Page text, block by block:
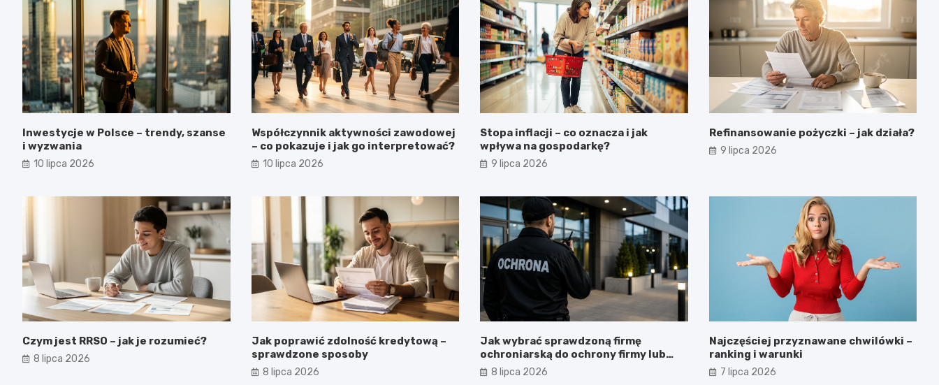
Inwestycje w Polsce – trendy, szanse
i wyzwania
10 lipca 2026
Współczynnik aktywności zawodowej
– co pokazuje i jak go interpretować?
10 lipca 2026
Stopa inflacji – co oznacza i jak
wpływa na gospodarkę?
9 lipca 2026
Refinansowanie pożyczki – jak działa?
9 lipca 2026
Czym jest RRSO – jak je rozumieć?
8 lipca 2026
Jak poprawić zdolność kredytową –
sprawdzone sposoby
8 lipca 2026
Jak wybrać sprawdzoną firmę
ochroniarską do ochrony firmy lub
obiektu?
8 lipca 2026
Najczęściej przyznawane chwilówki –
ranking i warunki
7 lipca 2026